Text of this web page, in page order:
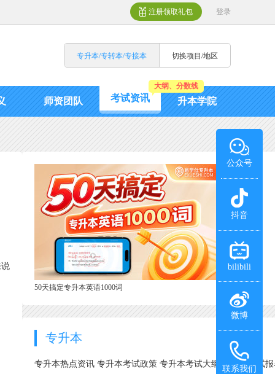
注册领取礼包 登录
专升本/专转本/专接本 切换项目/地区
师资团队 考试资讯
大纲、分数线
升本学院
50天搞定专升本英语1000词
专升本
专升本热点资讯 专升本考试政策 专升本考试大纲 专升本考试
公众号
抖音
bilibili
微博
联系我们